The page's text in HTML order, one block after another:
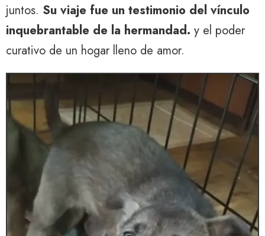
juntos. Su viaje fue un testimonio del vínculo
inquebrantable de la hermandad. y el poder
curativo de un hogar lleno de amor.